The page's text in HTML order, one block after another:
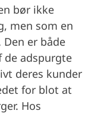
bør ikke
men som en
er både
de adspurgte
deres kunder
for blot at
Hos